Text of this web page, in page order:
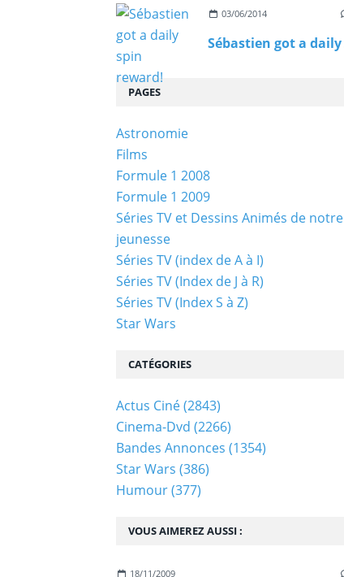
VOUS AIMEREZ AUSSI :
18/11/2009
03/06/2014
PAGES
Astronomie
Films
Formule 1 2008
Formule 1 2009
Séries TV et Dessins Animés de notre
jeunesse
Séries TV (index de A à I)
Séries TV (Index de J à R)
Séries TV (Index S à Z)
Star Wars
CATÉGORIES
Actus Ciné(2843)
Cinema-Dvd (2266)
Bandes Annonces (1354)
Star Wars (386)
Humour(377)